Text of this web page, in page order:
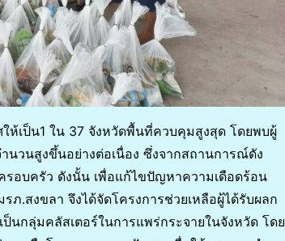
ห้เป็น1 ใน 37 จังหวัดพื้นที่ควบคุมสูงสุด โดยพบผู้
วนสูงขึ้นอย่างต่อเนื่อง ซึ่งจากสถานการณ์ดัง
รอบครัว ดังนั้น เพื่อแก้ไขปัญหาความเดือดร้อน
ภ.สงขลา จึงได้จัดโครงการช่วยเหลือผู้ได้รับผลก
กลุ่มคลัสเตอร์ในการแพร่กระจายในจังหวัด โดย